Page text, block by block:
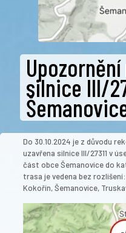
silnice III/
Do 30.10.2024 je z důvodu
uzavřena silnice III/27311 v
část obce Šemanovice do
trasa je vedena bez
Kokořín, Šemanovice,